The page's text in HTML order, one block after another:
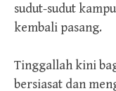
sudut-sudut
kembali pasang.
Tinggallah kini
bersiasat dan